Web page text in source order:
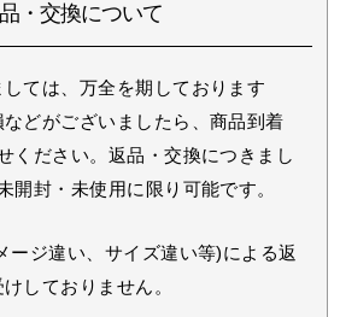
・交換について
ては、万全を期しております
どがございましたら、商品到着
ください。返品・交換につきまし
開封・未使用に限り可能です。
ージ違い、サイズ違い等)による返
しておりません。